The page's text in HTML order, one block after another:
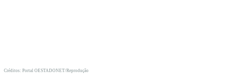
Créditos: Portal OESTADONET/Reprodução